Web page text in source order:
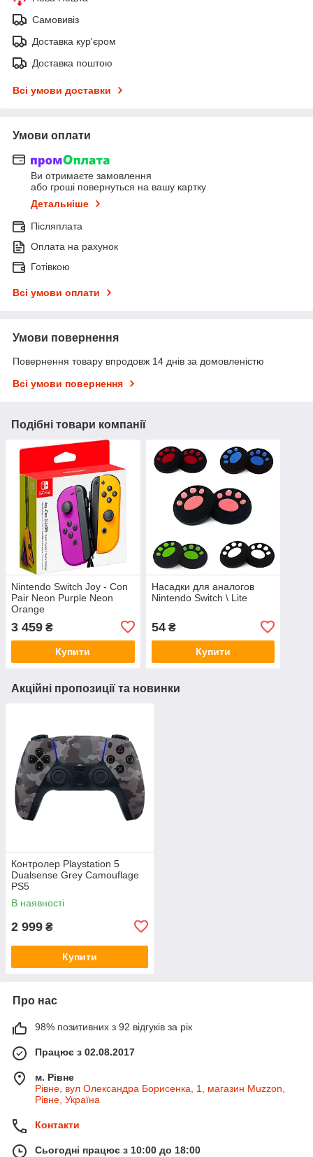
Самовивіз
Доставка кур'єром
Доставка поштою
Всі умови доставки
Умови оплати
Ви отримаєте замовлення
або гроші повернуться на вашу картку
Детальніше
Післяплата
Оплата на рахунок
Готівкою
Всі умови оплати
Умови повернення
Повернення товару впродовж 14 днів за домовленістю
Всі умови повернення
Подібні товари компанії
Nintendo Switch Joy - Con
Pair Neon Purple Neon
Orange
3 459 ₴
Купити
Насадки для аналогов
Nintendo Switch \ Lite
54₴
Купити
Акційні пропозиції та новинки
Контролер Playstation 5
Dualsense Grey Camouflage
PS5
В наявності
2 999 ₴
Купити
Про нас
98% позитивних з 92 відгуків за рік
Працює з 02.08.2017
м. Рівне
Рівне, вул Олександра Борисенка, 1, магазин Muzzon,
Рівне, Україна
Контакти
Сьогодні працює з 10:00 до 18:00